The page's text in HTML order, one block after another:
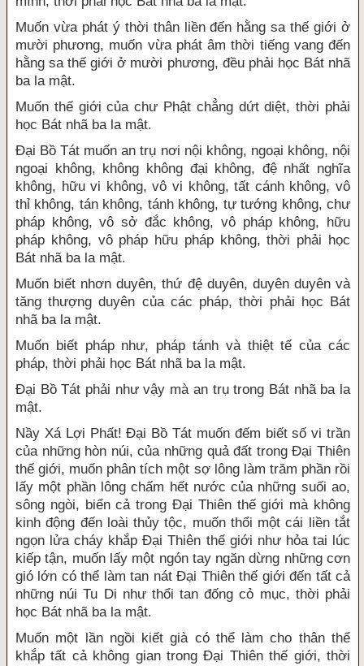
Muốn vừa phát ý thời thân liền đến hằng sa thế giới ở
mười phương, muốn vừa phát âm thời tiếng vang đến
hằng sa thế giới ở mười phương, đều phải học Bát nhã
ba la mật.
Muốn thế giới của chư Phật chẳng dứt diệt, thời phải
học Bát nhã ba la mật.
Đại Bồ Tát muốn an trụ nơi nội không, ngoại không, nội
ngoại không, không không đại không, đệ nhất nghĩa
không, hữu vi không, vô vi không, tất cánh không, vô
thỉ không, tán không, tánh không, tự tướng không, chư
pháp không, vô sở đắc không, vô pháp không, hữu
pháp không, vô pháp hữu pháp không, thời phải học
Bát nhã ba la mật.
Muốn biết nhơn duyên, thứ đệ duyên, duyên duyên và
tăng thượng duyên của các pháp, thời phải học Bát
nhã ba la mật.
Muốn biết pháp như, pháp tánh và thiệt tế của các
pháp, thời phải học Bát nhã ba la mật.
Đại Bồ Tát phải như vậy mà an trụ trong Bát nhã ba la
mật.
Nầy Xá Lợi Phất! Đại Bồ Tát muốn đếm biết số vi trần
của những hòn núi, của những quả đất trong Đại Thiên
thế giới, muốn phân tích một sợ lông làm trăm phần rồi
lấy một phần lông chấm hết nước của những suối ao,
sông ngòi, biển cả trong Đại Thiên thế giới mà không
kinh động đến loài thủy tộc, muốn thổi một cái liền tắt
ngọn lửa cháy khắp Đại Thiên thế giới như hỏa tai lúc
kiếp tận, muốn lấy một ngón tay ngăn dừng những cơn
gió lớn có thể làm tan nát Đại Thiên thế giới đến tất cả
những núi Tu Di như thổi tan đống cỏ mục, thời phải
học Bát nhã ba la mật.
Muốn một lần ngồi kiết già có thể làm cho thân thể
khắp tất cả không gian trong Đại Thiên thế giới, thời